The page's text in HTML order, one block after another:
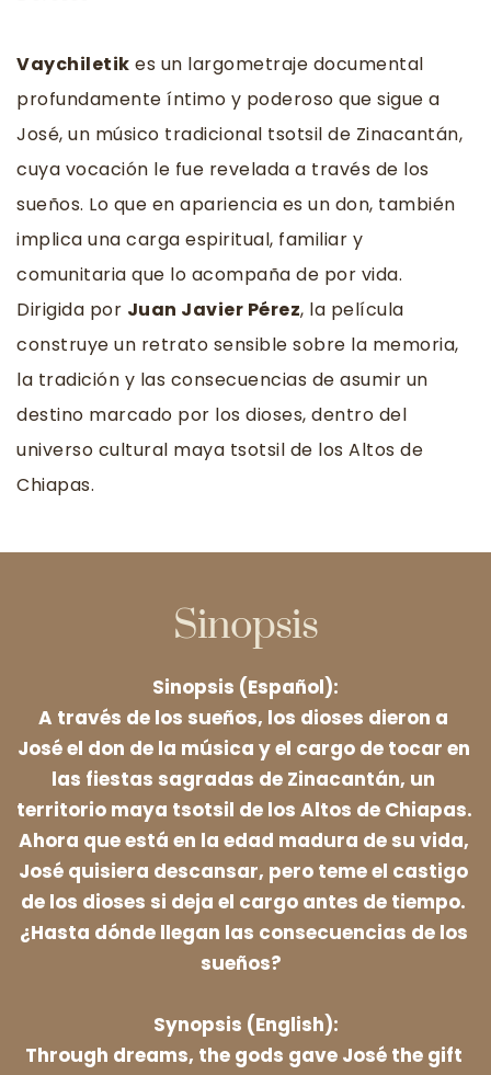
Vaychiletik es un largometraje documental
profundamente íntimo y poderoso que sigue a
José, un músico tradicional tsotsil de Zinacantán,
cuya vocación le fue revelada a través de los
sueños. Lo que en apariencia es un don, también
implica una carga espiritual, familiar y
comunitaria que lo acompaña de por vida.
Dirigida por Juan Javier Pérez, la película
construye un retrato sensible sobre la memoria,
la tradición y las consecuencias de asumir un
destino marcado por los dioses, dentro del
universo cultural maya tsotsil de los Altos de
Chiapas.
Sinopsis
Sinopsis (Español):
A través de los sueños, los dioses dieron a
José el don de la música y el cargo de tocar en
las fiestas sagradas de Zinacantán, un
territorio maya tsotsil de los Altos de Chiapas.
Ahora que está en la edad madura de su vida,
José quisiera descansar, pero teme el castigo
de los dioses si deja el cargo antes de tiempo.
¿Hasta dónde llegan las consecuencias de los
sueños?
Synopsis (English):
Through dreams, the gods gave José the gift